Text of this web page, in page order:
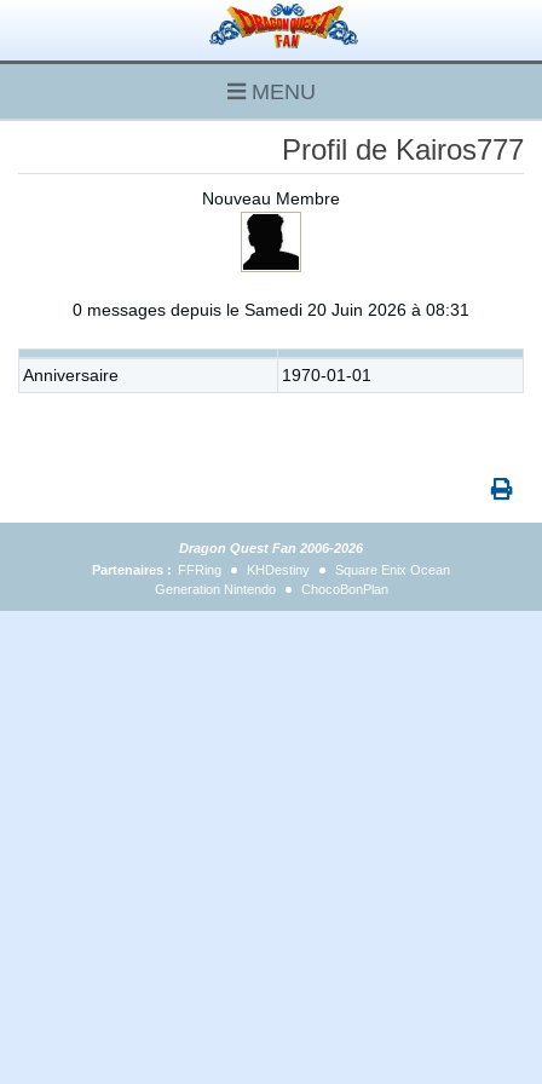
MENU
Profil de Kairos777
Nouveau Membre
0 messages depuis le Samedi 20 Juin 2026 à 08:31
Anniversaire 1970-01-01
Dragon Quest Fan 2006-2026
Partenaires : FFRing KHDestiny
Square Enix Ocean
Generation Nintendo
ChocoBonPlan